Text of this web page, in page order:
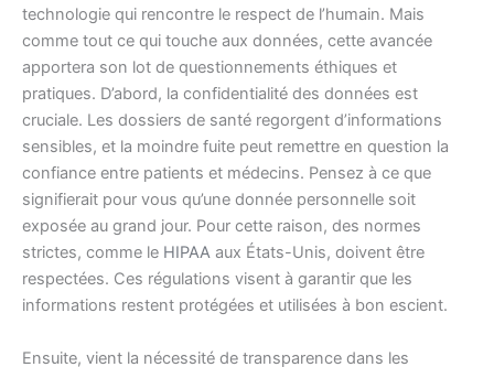
technologie qui rencontre le respect de l’humain. Mais
comme tout ce qui touche aux données, cette avancée
apportera son lot de questionnements éthiques et
pratiques. D’abord, la confidentialité des données est
cruciale. Les dossiers de santé regorgent d’informations
sensibles, et la moindre fuite peut remettre en question la
confiance entre patients et médecins. Pensez à ce que
signifierait pour vous qu’une donnée personnelle soit
exposée au grand jour. Pour cette raison, des normes
strictes, comme le HIPAA aux États-Unis, doivent être
respectées. Ces régulations visent à garantir que les
informations restent protégées et utilisées à bon escient.
Ensuite, vient la nécessité de transparence dans les